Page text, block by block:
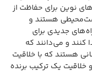
نوین برای حفاظت از
هستند و
جدیدی برای
کنند و می‌دانند که
هستند که با خلاقیت
خلاقیت یک ترکیب برنده